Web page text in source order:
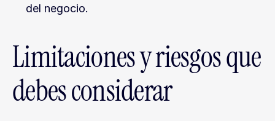
del negocio.
Limitaciones y riesgos que
debes considerar